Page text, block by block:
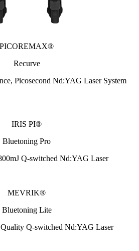
PICOREMAX®
Recurve
Picosecond Nd:YAG Laser System
IRIS PI®
Bluetoning Pro
Q-switched Nd:YAG Laser
MEVRIK®
Bluetoning Lite
Q-switched Nd:YAG Laser